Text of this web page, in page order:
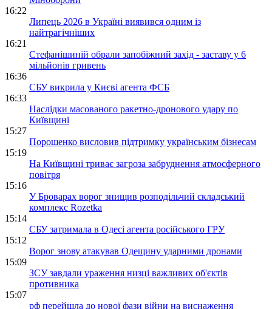
16:22
Липець 2026 в Україні виявився одним із
найтрагічніших
16:21
Стефанішиній обрали запобіжний захід - заставу у 6
мільйонів гривень
16:36
СБУ викрила у Києві агента ФСБ
16:33
Наслідки масованого ракетно-дронового удару по
Київщині
15:27
Порошенко висловив підтримку українським бізнесам
15:19
На Київщині триває загроза забруднення атмосферного
повітря
15:16
У Броварах ворог знищив розподільчий складський
комплекс Rozetka
15:14
СБУ затримала в Одесі агента російського ГРУ
15:12
Ворог знову атакував Одещину ударними дронами
15:09
ЗСУ завдали ураження низці важливих об'єктів
противника
15:07
рф перейшла до нової фази війни на виснаження